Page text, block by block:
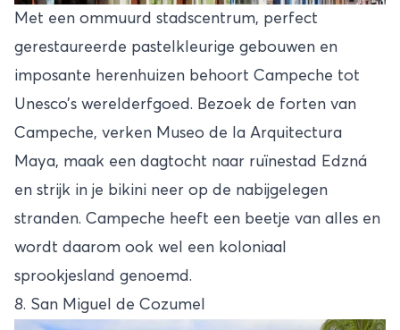
Met een ommuurd stadscentrum, perfect
gerestaureerde pastelkleurige gebouwen en
imposante herenhuizen behoort Campeche tot
Unesco’s werelderfgoed. Bezoek de forten van
Campeche, verken Museo de la Arquitectura
Maya, maak een dagtocht naar ruïnestad Edzná
en strijk in je bikini neer op de nabijgelegen
stranden. Campeche heeft een beetje van alles en
wordt daarom ook wel een koloniaal
sprookjesland genoemd.
8. San Miguel de Cozumel